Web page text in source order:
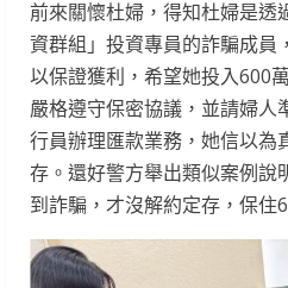
前來關懷杜婦，得知杜婦是透
資群組」投資專員的詐騙成員
以保證獲利，希望她投入600
嚴格遵守保密協議，並請婦人
行員辦理匯款業務，她信以為
存。還好警方舉出類似案例說
到詐騙，才沒解約定存，保住